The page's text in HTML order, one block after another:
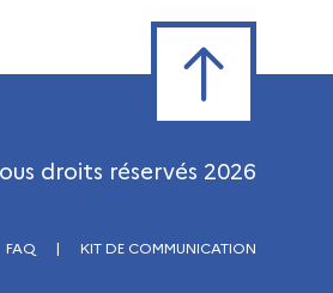
droits réservés 2026
FAQ | KIT DE COMMUNICATION